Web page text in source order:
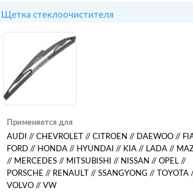
Щетка стеклоочистителя
Применяется для
AUDI // CHEVROLET // CITROEN // DAEWOO //
FORD // HONDA // HYUNDAI // KIA // LADA //
// MERCEDES // MITSUBISHI // NISSAN // OPEL //
PORSCHE // RENAULT // SSANGYONG // TOYOTA
VOLVO // VW